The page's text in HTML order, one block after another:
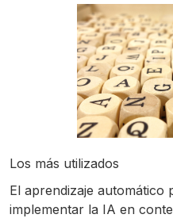
Los más utilizados
El aprendizaje automático
implementar la IA en